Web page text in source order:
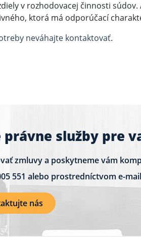
v rozhodovacej činnosti
ktorá má odporúčací
neváhajte kontaktovať.
služby pre
zmluvy a poskytneme vám
551 alebo prostredníctvom e-
nás